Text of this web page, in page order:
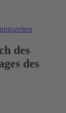
des
des